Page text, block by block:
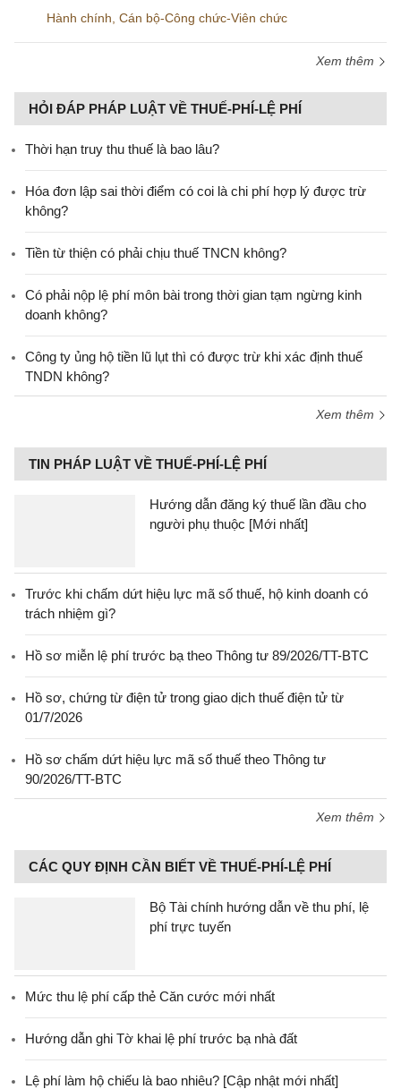
Hành chính Cán bộ-Công chức-Viên chức
Xem thêm
HỎI ĐÁP PHÁP LUẬT VỀ THUẾ-PHÍ-LỆ PHÍ
Thời hạn truy thu thuế là bao lâu?
Hóa đơn lập sai thời điểm có coi là chi phí hợp lý được trừ
không?
Tiền từ thiện có phải chịu thuế TNCN không?
Có phải nộp lệ phí môn bài trong thời gian tạm ngừng kinh
doanh không?
Công ty ủng hộ tiền lũ lụt thì có được trừ khi xác định thuế
TNDN không?
Xem thêm
TIN PHÁP LUẬT VỀ THUẾ-PHÍ-LỆ PHÍ
Hướng dẫn đăng ký thuế lần đầu cho
người phụ thuộc [Mới nhất]
Trước khi chấm dứt hiệu lực mã số thuế, hộ kinh doanh có
trách nhiệm gì?
Hồ sơ miễn lệ phí trước bạ theo Thông tư 89/2026/TT-BTC
Hồ sơ, chứng từ điện tử trong giao dịch thuế điện tử từ
01/7/2026
Hồ sơ chấm dứt hiệu lực mã số thuế theo Thông tư
90/2026/TT-BTC
Xem thêm
CÁC QUY ĐỊNH CẦN BIẾT VỀ THUẾ-PHÍ-LỆ PHÍ
Bộ Tài chính hướng dẫn về thu phí, lệ
phí trực tuyến
Mức thu lệ phí cấp thẻ Căn cước mới nhất
Hướng dẫn ghi Tờ khai lệ phí trước bạ nhà đất
Lệ phí làm hộ chiếu là bao nhiêu? [Cập nhật mới nhất]